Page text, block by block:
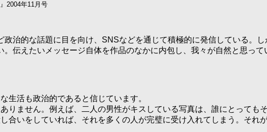
2004年11月号
治的な話題に目を向け、SNSなどを通じて積極的に発信している。
伝えたいメッセージ自体を作品のなかに内包し、我々が自然と思っ
生活も政治的であると信じています。
りません。例えば、二人の男性がキスしている写真は、誰にとっても
合いをしていれば、それを多くの人が完璧に受け入れてしまう。それ